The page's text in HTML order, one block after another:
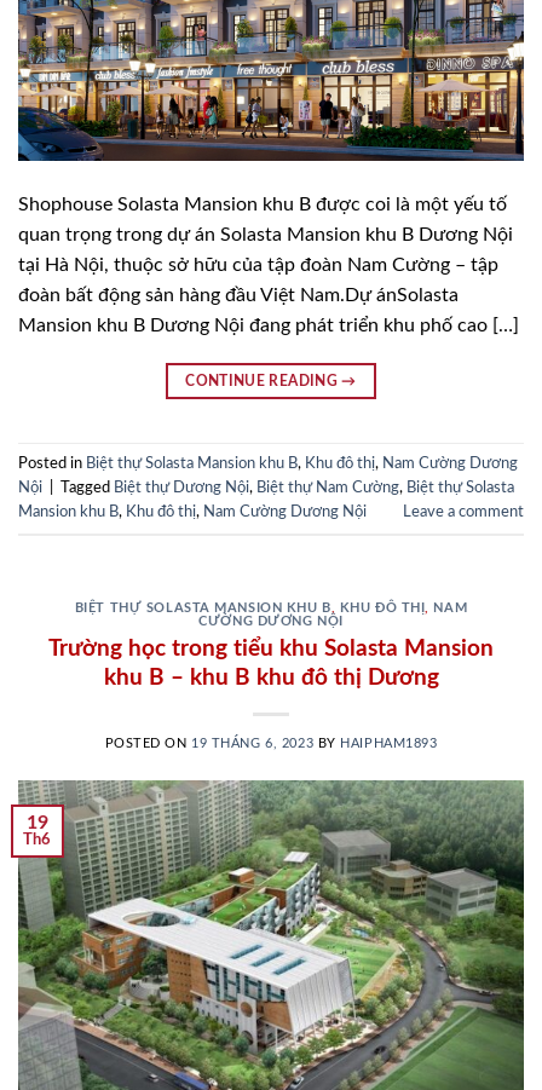
Shophouse Solasta Mansion khu B được coi là một yếu tố
quan trọng trong dự án Solasta Mansion khu B Dương Nội
tại Hà Nội, thuộc sở hữu của tập đoàn Nam Cường – tập
đoàn bất động sản hàng đầu Việt Nam.Dự ánSolasta
Mansion khu B Dương Nội đang phát triển khu phố cao […]
CONTINUE READING→
Posted in Biệt thự Solasta Mansion khu B, Khu đô thị, Nam Cường Dương
Nội
Tagged Biệt thự Dương Nội, Biệt thự Nam Cường, Biệt thự Solasta
Mansion khu B, Khu đô thị, Nam Cường Dương Nội Leave a comment
BIỆT THỰ SOLASTA MANSION KHU B KHU ĐÔ THỊ
NAM
CƯỜNG DƯƠNG NỘI
Trường học trong tiểu khu Solasta Mansion
khu B – khu B khu đô thị Dương
POSTED ON 19 THÁNG 6, 2023 BY HAIPHAM1893
19
Th6